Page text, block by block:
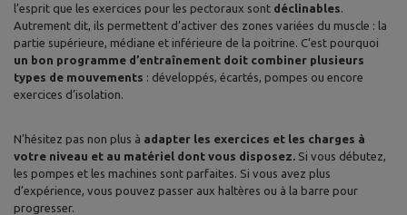
l’esprit que les exercices pour les pectoraux sont déclinables
Autrement dit, ils permettent d’activer des zones variées du muscle : la
partie supérieure, médiane et inférieure de la poitrine. C’est pourquoi
un bon programme d’entraînement doit combiner plusieurs
types de mouvements : développés, écartés, pompes ou encore
exercices d’isolation.
N'hésitez pas non plus à adapter les exercices et les charges à
votre niveau et au matériel dont vous disposez. Si vous débutez,
les pompes et les machines sont parfaites. Si vous avez plus
d’expérience, vous pouvez passer aux haltères ou à la barre pour
progresser.